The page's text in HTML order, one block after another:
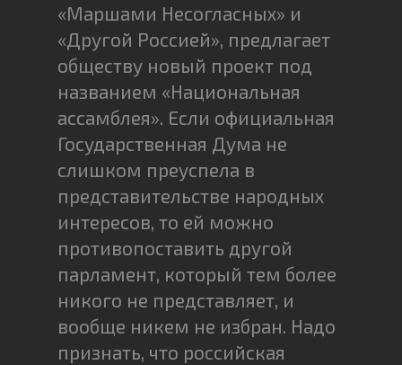
«Маршами Несогласных» и
«Другой Россией», предлагает
обществу новый проект под
названием «Национальная
ассамблея». Если официальная
Государственная Дума не
слишком преуспела в
представительстве народных
интересов, то ей можно
противопоставить другой
парламент, который тем более
никого не представляет, и
вообще никем не избран. Надо
признать, что российская